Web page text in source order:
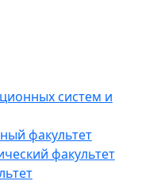
систем и
факультет
факультет